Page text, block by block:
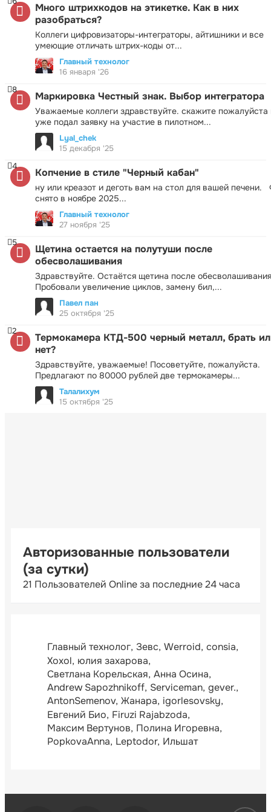
Много штрихкодов на этикетке. Как в них
разобраться?
Коллеги цифровизаторы-интеграторы, айтишники и все
умеющие отличать штрих-коды от...
Главный технолог
16 января '26
Маркировка Честный знак. Выбор интегратора
Уважаемые коллеги здравствуйте. скажите пожалуйста
уже подал заявку на участие в пилотном...
8
Lyal_chek
15 декабря '25
Копчение в стиле "Черный кабан"
ну или креазот и деготь вам на стол для вашей печени.
снято в ноябре 2025...
4
Главный технолог
27 ноября '25
Щетина остается на полутуши после
обесволашивания
Здравствуйте. Остаётся щетина после
Пробовали увеличение циклов, замену бил,...
5
Павел пан
25 октября '25
Термокамера КТД-500 черный металл, брать
нет?
Здравствуйте, уважаемые! Посоветуйте, пожалуйста.
Предлагают по 80000 рублей две термокамеры...
2
Талалихум
15 октября '25
Авторизованные пользователи
(за сутки)
21 Пользователей Online за последние 24 часа
Главный технолог Зевс Werroid consia
Xoxol юлия захарова
Светлана Корельская Анна Осина
Andrew Sapozhnikoff Serviceman gever.
AntonSemenov Жанара igorlesovsky
Евгений Био Firuzi Rajabzoda
Максим Вертунов Полина Игоревна
PopkovaAnna Leptodor Ильшат